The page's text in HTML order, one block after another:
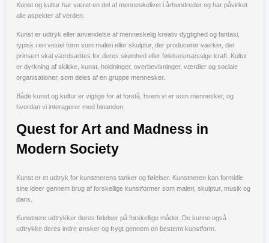
Kunst og kultur har været en del af menneskelivet i århundreder og har påvirket
alle aspekter af verden.
Kunst er udtryk eller anvendelse af menneskelig kreativ dygtighed og fantasi,
typisk i en visuel form som maleri eller skulptur, der producerer værker, der
primært skal værdsættes for deres skønhed eller følelsesmæssige kraft. Kultur
er dyrkning af skikke, kunst, holdninger, overbevisninger, værdier og sociale
organisationer, som deles af en gruppe mennesker.
Både kunst og kultur er vigtige for at forstå, hvem vi er som mennesker, og
hvordan vi interagerer med hinanden.
Quest for Art and Madness in
Modern Society
Kunst er et udtryk for kunstnerens tanker og følelser. Kunstneren kan formidle
sine ideer gennem brug af forskellige kunstformer som maleri, skulptur, musik og
dans.
Kunstnere udtrykker deres følelser på forskellige måder. De kunne også
udtrykke deres indre ønsker og frygt gennem en bestemt kunstform.